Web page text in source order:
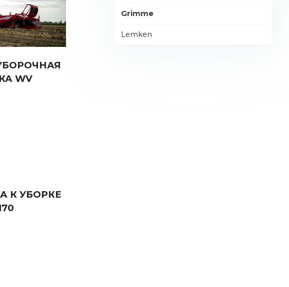
WV
К УБОРКЕ
Grimme
Lemken